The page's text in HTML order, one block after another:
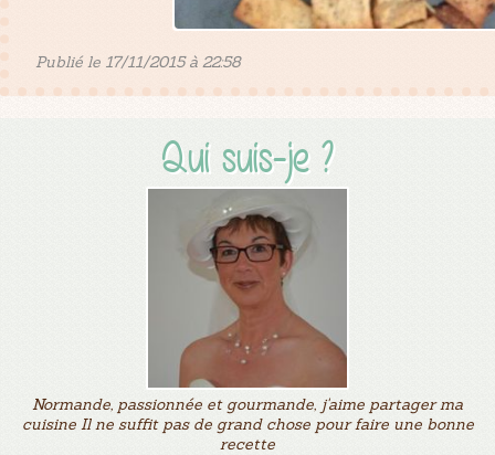
Qui suis-je ?
Normande, passionnée et gourmande, j'aime partager ma
cuisine Il ne suffit pas de grand chose pour faire une bonne
recette
Publié le 17/11/2015 à 22:58